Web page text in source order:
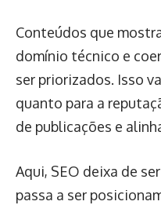
Conteúdos que
domínio técnico e
ser priorizados. Isso
quanto para a
de publicações e
Aqui, SEO deixa de
passa a ser